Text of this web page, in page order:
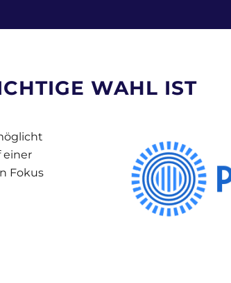
WAHL IST
einer
Fokus